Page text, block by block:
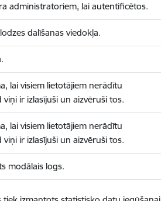
administratoriem, lai autentificētos.
dalīšanas viedokļa.
lai visiem lietotājiem nerādītu
ir izlasījuši un aizvēruši tos.
lai visiem lietotājiem nerādītu
ir izlasījuši un aizvēruši tos.
modālais logs.